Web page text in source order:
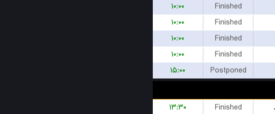
Finished
۱۰:۰۰
Finished
۱۰:۰۰
Finished
۱۰:۰۰
Finished
۱۰:۰۰
Postponed
۱۵:۰۰
Finished
۱۳:۳۰